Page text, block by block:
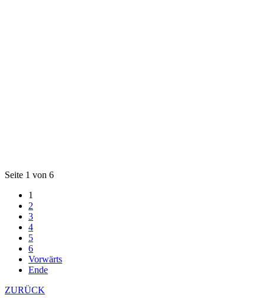
Seite 1 von 6
1
2
3
4
5
6
Vorwärts
Ende
ZURÜCK